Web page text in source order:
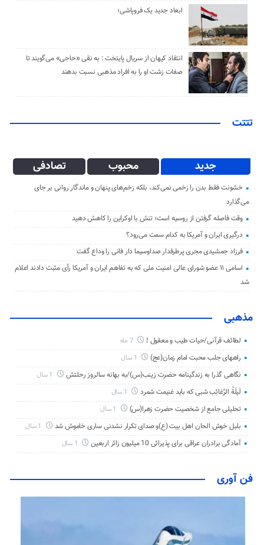
ابعاد جدید یک فروپاشی؛
انتقاد کیهان از سریال پایتخت : به نقی «حاجی» می‌گویند تا
صفات زشت او را به افراد مذهبی نسبت بدهند
تتتت
جدید محبوب تصادفی
خشونت فقط بدن را زخمی نمی‌کند، بلکه زخم‌های پنهان و ماندگار روانی بر جای
می‌گذارد
وقت فاصله گرفتن از روسیه است؛ تنش با اوکراین را کاهش دهید
درگیری ایران و آمریکا به کدام سمت می‌رود؟
فرزاد جمشیدی مجری پرطرفدار صداوسیما دار فانی را وداع گفت
اسامی ۱۱ عضو شورای عالی امنیت ملی که به تفاهم ایران و آمریکا رأی مثبت دادند اعلام
شد
مذهبی
لطائف قرآنی/حیات طیب و معقول ! 7 ماه
راههای جلب محبت امام زمان(عج)
نگاهی گذرا به زندگینامه حضرت زینب(س)/به بهانه سالروز رحلتش
لَیلَةُ الرَّغائِب شبی که باید غنیمت شمرد
تحلیلی جامع از شخصیت حضرت زهرا(س)
بلبل خوش الحان اهل بیت (ع)و صدای تکرار نشدنی ساری خاموش شد
آمادگی برادران عراقی برای پذیرائی 10 میلیون زائر اربعین
فن آوری